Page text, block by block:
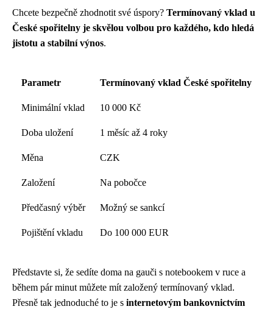
Chcete bezpečně zhodnotit své úspory? Termínovaný vklad u
České spořitelny je skvělou volbou pro každého, kdo hledá
jistotu a stabilní výnos.
Parametr Termínovaný vklad České spořitelny
Minimální vklad 10 000 Kč
Doba uložení 1 měsíc až 4 roky
Měna CZK
Založení Na pobočce
Předčasný výběr Možný se sankcí
Pojištění vkladu Do 100 000 EUR
Představte si, že sedíte doma na gauči s notebookem v ruce a
během pár minut můžete mít založený termínovaný vklad.
Přesně tak jednoduché to je s internetovým bankovnictvím